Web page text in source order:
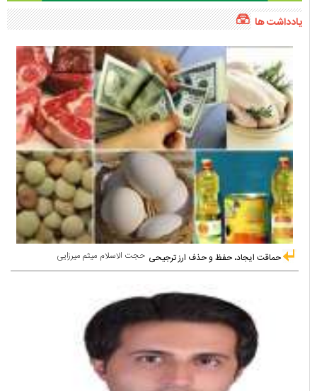
یادداشت ها
حجت الاسلام میثم میرزایی حماقت ایجاد، حفظ و حذف ارز ترجیحی